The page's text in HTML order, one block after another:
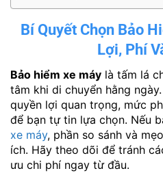
Bí Quyết Chọn Bảo
Lợi, Phí
Bảo hiểm xe máy là tấm lá
tâm khi di chuyển hằng
quyền lợi quan trọng, mức
để bạn tự tin lựa chọn. Nếu
xe máy, phần so sánh và
ích. Hãy theo dõi để tránh
ưu chi phí ngay từ đầu.